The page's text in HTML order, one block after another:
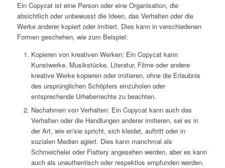
Ein Copycat ist eine Person oder eine Organisation, die
absichtlich oder unbewusst die Ideen, das Verhalten oder die
Werke anderer kopiert oder imitiert. Dies kann in verschiedenen
Formen geschehen, wie zum Beispiel:
Kopieren von kreativen Werken: Ein Copycat kann
Kunstwerke, Musikstücke, Literatur, Filme oder andere
kreative Werke kopieren oder imitieren, ohne die Erlaubnis
des ursprünglichen Schöpfers einzuholen oder
entsprechende Urheberrechte zu beachten.
Nachahmen von Verhalten: Ein Copycat kann auch das
Verhalten oder die Handlungen anderer imitieren, sei es in
der Art, wie er/sie spricht, sich kleidet, auftritt oder in
sozialen Medien agiert. Dies kann manchmal als
Schmeichelei oder Flattery angesehen werden, aber es kann
auch als unauthentisch oder respektlos empfunden werden.